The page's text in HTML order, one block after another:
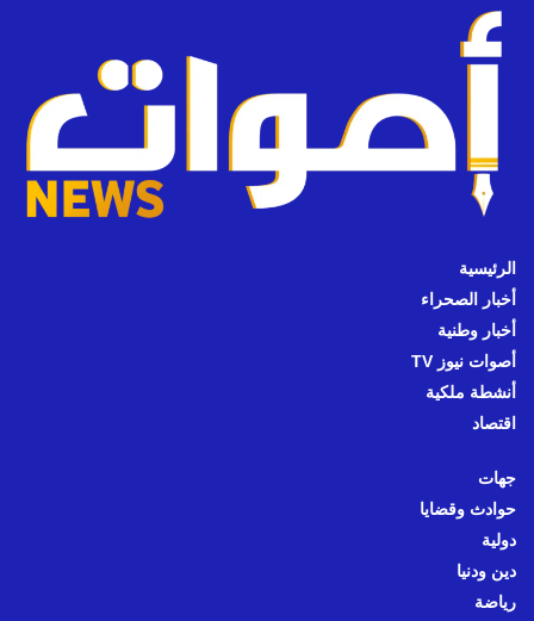
الرئيسية
أخبار الصحراء
أخبار وطنية
أصوات نيوز TV
أنشطة ملكية
اقتصاد
جهات
حوادث وقضايا
دولية
دين ودنيا
رياضة